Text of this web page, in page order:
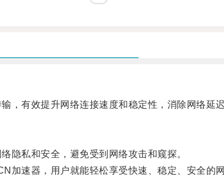
有效提升网络连接速度和稳定性，消除网络延
私和安全，避免受到网络攻击和窥探。
速器，用户就能轻松享受快速、稳定、安全的网